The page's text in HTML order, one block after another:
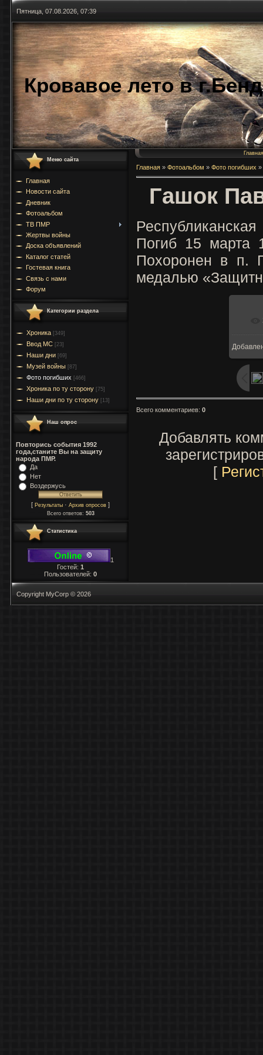
Пятница, 07.08.2026, 07:39
Кровавое лето в
Меню сайта
Главная
Новости сайта
Дневник
Фотоальбом
ТВ ПМР
Жертвы войны
Доска объявлений
Каталог статей
Гостевая книга
Связь с нами
Форум
Категории раздела
Хроника [349]
Ввод МC [23]
Наши дни [69]
Музей войны [87]
Фото погибших [466]
Хроника по ту сторону [75]
Наши дни по ту сторону [13]
Наш опрос
Повторись события 1992
года,станите Вы на защиту
народа ПМР.
Да
Нет
Воздержусь
[ Результаты · Архив опросов ]
Всего ответов: 503
Статистика
1
Гостей: 1
Пользователей: 0
Главная
Главная » Фотоальбом » Фото погибших »
Гашок
Погиб 15 марта
Похоронен в п.
медалью
Всего комментариев: 0
Добавлять
[
Copyright MyCorp © 2026